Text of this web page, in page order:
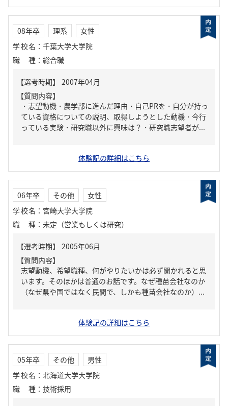
08年卒 理系
女性
学校名 ： 千葉大学大学院
職種 ： 総合職
【質問内容】
・志望動機・農学部に進んだ理由・自己PRを・自分が持っ
ている資格についての説明、取得しようとした動機・今行
っている実験・研究職以外に興味は？・研究職志望者が...
体験記の詳細はこちら
06年卒 その他
女性
学校名 ： 宮崎大学大学院
職種 ： 未定（営業もしくは研究）
【質問内容】
志望動機、希望職種、何がやりたいかは必ず聞かれると思
います。そのほかは普通のお話です。なぜ種苗会社なのか
（なぜ県や国ではなく民間で、しかも種苗会社なのか）...
体験記の詳細はこちら
05年卒 その他
男性
学校名 ： 北海道大学大学院
職種 ： 技術採用